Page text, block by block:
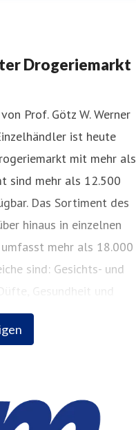
Drogeriemarkt
Prof. Götz W. Werner
ist heute
mit mehr als
sind mehr als 12.500
Das Sortiment des
hinaus in einzelnen
mehr als 18.000
sind: Gesichts- und
Gesundheit und
Babypflege,
Tiernahrung.